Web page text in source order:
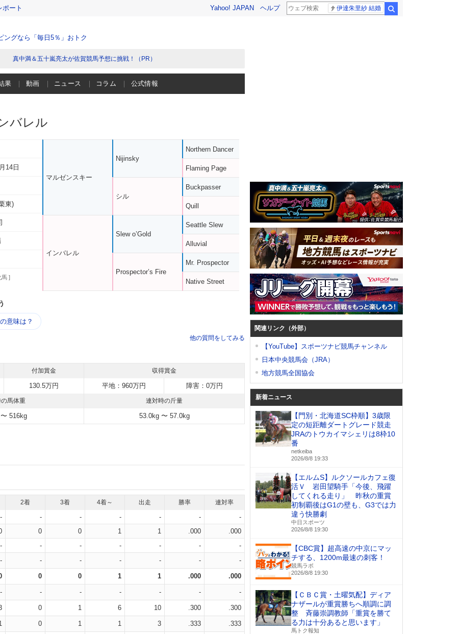
ート Yahoo! JAPAN ヘルプ 伊達朱里紗 結婚
ングなら「毎日5％」おトク
真中満＆五十嵐亮太が佐賀競馬予想に挑戦！（PR）
果 動画 ニュース コラム 公式情報
バレル
14日
東)
馬 ]
マルゼンスキー
インバレル
Nijinsky
シル
Slew o’Gold
Prospector’s Fire
Northern Dancer
Flaming Page
Buckpasser
Quill
Seattle Slew
Alluvial
Mr. Prospector
Native Street
意味は？
他の質問をしてみる
付加賞金 収得賞金
130.5万円 平地：960万円 障害：0万円
馬体重 連対時の斤量
516kg 53.0kg 〜 57.0kg
2着 3着 4着～ 出走 勝率 連対率
- - - - - -
-
0 0 1 1 .000
.000
- - - - - -
-
- - - - - - -
0 0 1 1 .000 .000
- - - - - - -
0 1 6 10 .300 .300
0 1 1 3 .333 .333
関連リンク（外部）
【YouTube】スポーツナビ競馬チャンネル
日本中央競馬会（JRA）
地方競馬全国協会
新着ニュース
【門別・北海道SC枠順】3歳限
定の短距離ダートグレード競走
JRAのトウカイマシェリは8枠10
番
netkeiba
2026/8/8 19:33
【エルムS】ルクソールカフェ復
活Ｖ 岩田望騎手「今後、飛躍
してくれる走り」 昨秋の重賞
初制覇後はG1の壁も、G3では力
違う快勝劇
中日スポーツ
2026/8/8 19:30
【CBC賞】超高速の中京にマッ
チする、1200m最速の刺客！
競馬ラボ
2026/8/8 19:30
【ＣＢＣ賞・土曜気配】ディア
ナザールが重賞勝ちへ順調に調
整 斉藤崇調教師「重賞を勝て
る力は十分あると思います」
馬トク報知